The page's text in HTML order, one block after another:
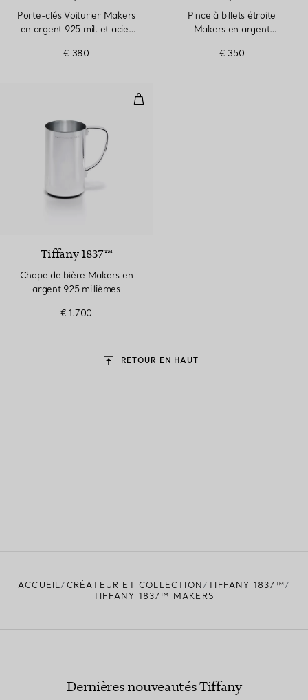
Porte-clés Voiturier Makers
en argent 925 mil. et acier
€ 380
Pince à billets étroite
Makers en argent
€ 350
Chope de bière Makers en
Tiffany 1837™
Chope de bière Makers en
argent 925 millièmes
€ 1.700
RETOUR EN HAUT
ACCUEIL CRÉATEUR ET COLLECTION
TIFFANY 1837™
TIFFANY 1837™ MAKERS
Dernières nouveautés Tiffany